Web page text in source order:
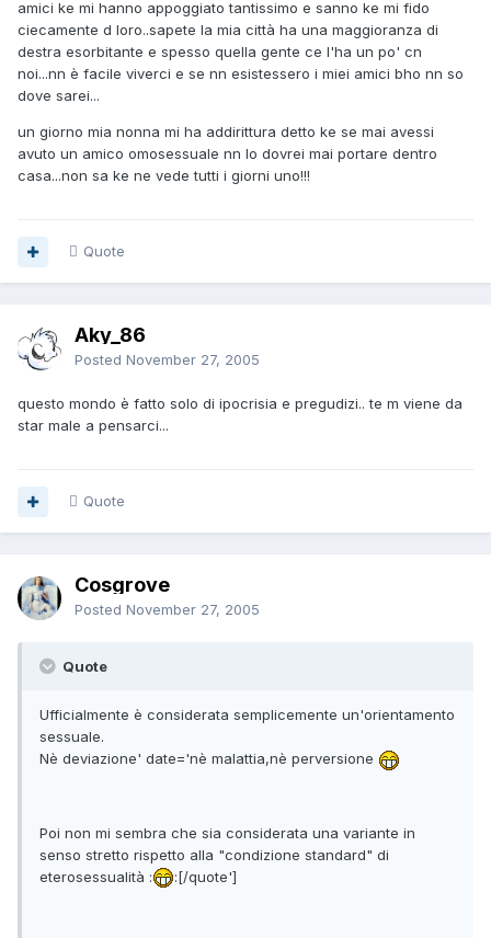
amici ke mi hanno appoggiato tantissimo e sanno ke mi fido
ciecamente d loro..sapete la mia città ha una maggioranza di
destra esorbitante e spesso quella gente ce l'ha un po' cn
noi...nn è facile viverci e se nn esistessero i miei amici bho nn so
dove sarei...
un giorno mia nonna mi ha addirittura detto ke se mai avessi
avuto un amico omosessuale nn lo dovrei mai portare dentro
casa...non sa ke ne vede tutti i giorni uno!!!
Quote
Aky_86
Posted November 27, 2005
questo mondo è fatto solo di ipocrisia e pregudizi.. te m viene da
star male a pensarci...
Quote
Cosgrove
Posted November 27, 2005
Quote
Ufficialmente è considerata semplicemente un'orientamento
sessuale.
Nè deviazione' date='nè malattia,nè perversione
Poi non mi sembra che sia considerata una variante in
senso stretto rispetto alla "condizione standard" di
eterosessualità :
:[/quote']